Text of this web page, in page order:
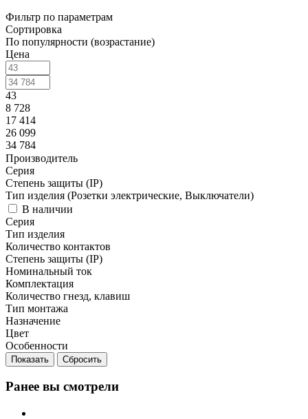
Фильтр по параметрам
Сортировка
По популярности (возрастание)
Цена
43
8 728
17 414
26 099
34 784
Производитель
Серия
Степень защиты (IP)
Тип изделия (Розетки электрические, Выключатели)
В наличии
Серия
Тип изделия
Количество контактов
Степень защиты (IP)
Номинальный ток
Комплектация
Количество гнезд, клавиш
Тип монтажа
Назначение
Цвет
Особенности
Сбросить
Ранее вы смотрели